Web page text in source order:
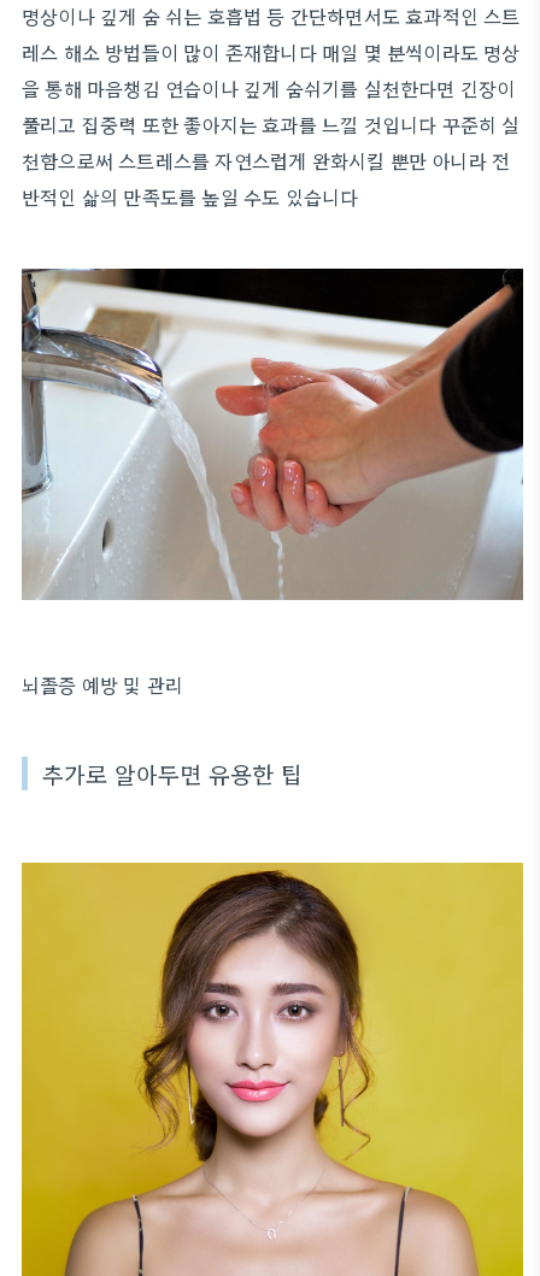
명상이나 깊게 숨 쉬는 호흡법 등 간단하면서도 효과적인 스트
레스 해소 방법들이 많이 존재합니다 매일 몇 분씩이라도 명상
을 통해 마음챙김 연습이나 깊게 숨쉬기를 실천한다면 긴장이
풀리고 집중력 또한 좋아지는 효과를 느낄 것입니다 꾸준히 실
천함으로써 스트레스를 자연스럽게 완화시킬 뿐만 아니라 전
반적인 삶의 만족도를 높일 수도 있습니다
뇌졸증 예방 및 관리
추가로 알아두면 유용한 팁